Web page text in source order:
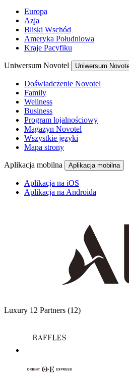
Europa
Azja
Bliski Wschód
Ameryka Południowa
Kraje Pacyfiku
Uniwersum Novotel Uniwersum
Doświadczenie Novotel
Family
Wellness
Business
Program lojalnościowy
Magazyn Novotel
Wszystkie języki
Mapa strony
Aplikacja mobilna Aplikacja mobilna
Aplikacja na iOS
Aplikacja na Androida
Luxury 12 Partners (12)